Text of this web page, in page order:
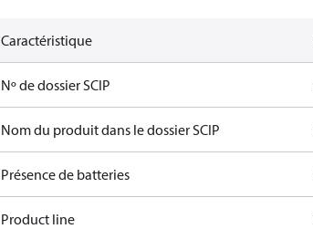
Caractéristique
Nº de dossier SCIP
Nom du produit dans le dossier SCIP
Présence de batteries
Product line